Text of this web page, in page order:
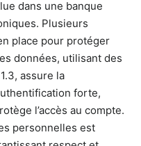
dans une banque
Plusieurs
place pour protéger
données, utilisant des
assure la
forte,
l’accès au compte.
personnelles est